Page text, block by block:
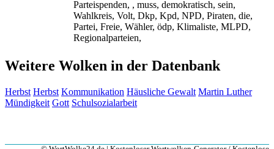
Parteispenden, , muss, demokratisch, sein,
Wahlkreis, Volt, Dkp, Kpd, NPD, Piraten, die,
Partei, Freie, Wähler, ödp, Klimaliste, MLPD,
Regionalparteien,
Weitere Wolken in der Datenbank
Herbst Herbst Kommunikation Häusliche Gewalt Martin Luther
Mündigkeit Gott Schulsozialarbeit